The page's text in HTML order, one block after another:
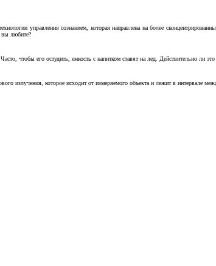
управления сознанием, которая направлена на более
вы любите?
чтобы его остудить, емкость с напитком ставят на лед. Действительно ли
излучения, которое исходит от измеряемого объекта и лежит в интервале